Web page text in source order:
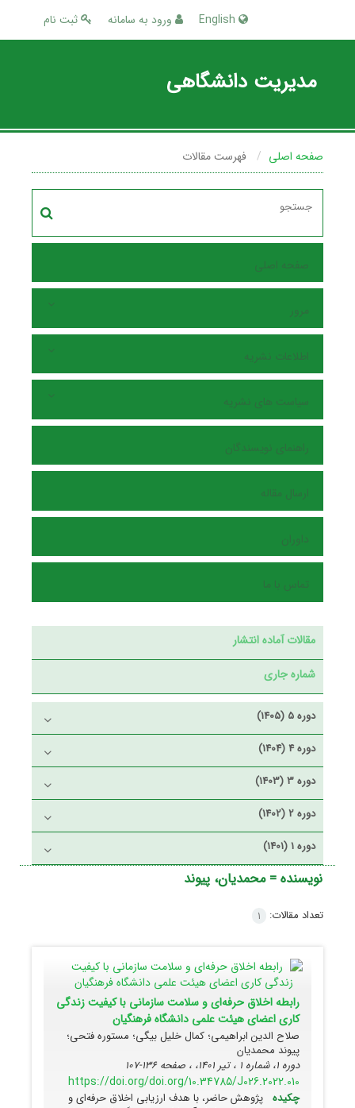
ثبت نام ورود به سامانه
مدیریت دانشگاهی
صفحه اصلی فهرست مقالات
صفحه اصلی
مرور
اطلاعات نشریه
سیاست های نشریه
راهنمای نویسندگان
ارسال مقاله
داوران
تماس با ما
مقالات آماده انتشار
شماره جاری
دوره 5 (1405)
دوره 4 (1404)
دوره 3 (1403)
دوره 2 (1402)
دوره 1 (1401)
نویسنده =محمدیان، پیوند
تعداد مقالات: 1
رابطه اخلاق حرفه‌ای و سلامت سازمانی با کیفیت زندگی
کاری اعضای هیئت علمی دانشگاه فرهنگیان
صلاح الدین ابراهیمی؛ کمال خلیل بیگی؛ مستوره فتحی؛
پیوند محمدیان
دوره 1، شماره 1 ، تیر 1401، ، صفحه
136-107
https://doi.org/doi.org/10.34785/J026.2022.010
چکیده پژوهش حاضر، با هدف ارزیابی اخلاق حرفه‌ای و